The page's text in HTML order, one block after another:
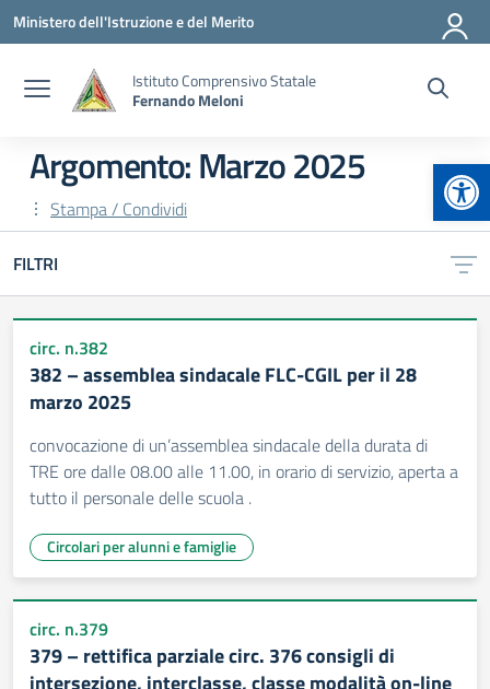
Vai ai contenuti
Vai al menu di navigazione
Vai al footer
Ministero dell'Istruzione e del Merito
Istituto Comprensivo Statale
Fernando Meloni
Argomento: Marzo 2025
Stampa / Condividi
FILTRI
circ. n.382
382 – assemblea sindacale FLC-CGIL per il 28
marzo 2025
convocazione di un’assemblea sindacale della durata di
TRE ore dalle 08.00 alle 11.00, in orario di servizio, aperta a
tutto il personale delle scuola .
Circolari per alunni e famiglie
circ. n.379
379 – rettifica parziale circ. 376 consigli di
intersezione, interclasse, classe modalità on-line